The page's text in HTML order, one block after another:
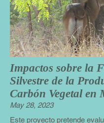
Impactos sobre la
Silvestre de la
Carbón Vegetal en
May 28, 2023
Este proyecto pretende